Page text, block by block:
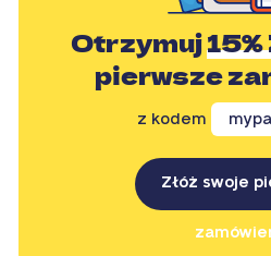
Otrzymuj
pierwsze
z kodem
Złóż swoje